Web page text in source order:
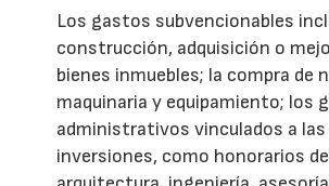
Los gastos subvencionables
construcción, adquisición o
bienes inmuebles; la compra de
maquinaria y equipamiento; los
administrativos vinculados a las
inversiones, como honorarios de